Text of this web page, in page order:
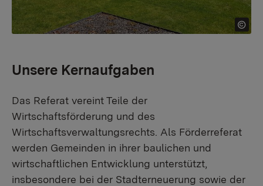
Unsere Kernaufgaben
Das Referat vereint Teile der
Wirtschaftsförderung und des
Wirtschaftsverwaltungsrechts. Als Förderreferat
werden Gemeinden in ihrer baulichen und
wirtschaftlichen Entwicklung unterstützt,
insbesondere bei der Stadterneuerung sowie der